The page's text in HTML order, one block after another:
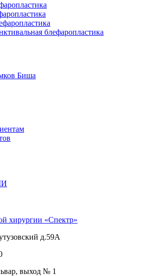
блефаропластика
Биша
хирургии «Спектр»
д.59А
выход № 1